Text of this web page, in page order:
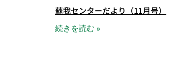
蘇我センターだより（11月号）
続きを読む »